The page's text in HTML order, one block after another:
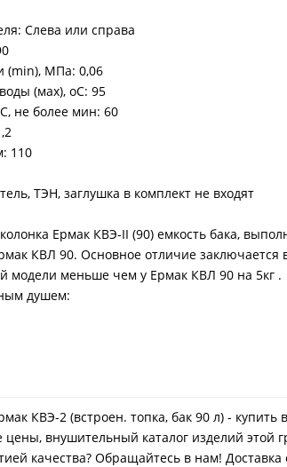
Слева или справа
(min), МПа: 0,06
(мах), оС: 95
не более мин: 60
110
ТЭН, заглушка в комплект не входят
Ермак КВЭ-II (90) емкость бака,
КВЛ 90. Основное отличие заключается
модели меньше чем у Ермак КВЛ 90 на 5кг .
душем:
КВЭ-2 (встроен. топка, бак 90 л) -
цены, внушительный каталог изделий этой
качества? Обращайтесь в нам! Доставка